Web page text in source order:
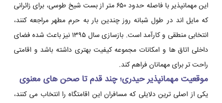
این مهمانپذیر با فاصله حدود ۶۵۰ متر از بست شیخ طوسی، برای زائرانی
که مایل اند در طول شبانه روز چندین بار به حرم مطهر مراجعه کنند،
انتخابی منطقی و کارآمد است. بازسازی سال ۱۳۹۵ نیز باعث شده فضای
داخلی اتاق ها و امکانات مجموعه کیفیت بهتری داشته باشد و اقامتی
راحت تر برای مهمانان فراهم کند.
موقعیت مهمانپذیر حیدری؛ چند قدم تا صحن های معنوی
یکی از اصلی ترین دلایلی که مسافران این اقامتگاه را انتخاب می کنند،